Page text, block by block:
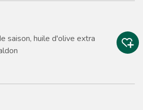
saison, huile d'olive extra